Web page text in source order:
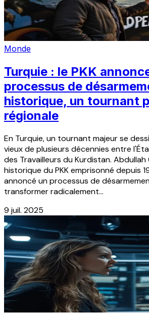
Monde
Turquie : le PKK
processus de
historique, un tournant
régionale
En Turquie, un tournant majeur se
vieux de plusieurs décennies entre
des Travailleurs du Kurdistan. Abdullah
historique du PKK emprisonné depuis
annoncé un processus de
transformer radicalement...
9 juil. 2025